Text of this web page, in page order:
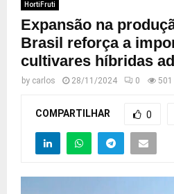
HortiFruti
Expansão na
Brasil reforça a
cultivares híbridas
by carlos 28/11/2024 0 501
COMPARTILHAR 0